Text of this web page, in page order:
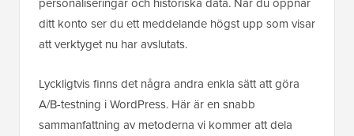
ditt konto ser du ett meddelande högst upp som visar
att verktyget nu har avslutats.
Lyckligtvis finns det några andra enkla sätt att göra
A/B-testning i WordPress. Här är en snabb
sammanfattning av metoderna vi kommer att dela